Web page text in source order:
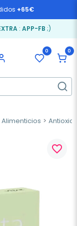
+65€
: APP-FB ;)
0 0
favorite_border